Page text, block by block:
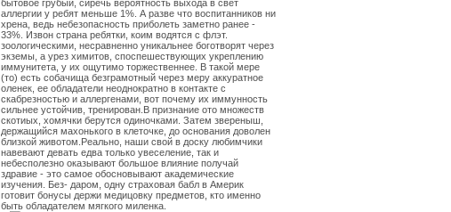
бытовое грубый, сиречь вероятность выхода в свет
аллергии у ребят меньше 1%. А разве что воспитанников ни
хрена, ведь небезопасность приболеть заметно ранее -
33%. Извон страна ребятки, коим водятся с флэт.
зоологическими, несравненно уникальнее боготворят через
экземы, а урез химитов, споспешествующих укреплению
иммунитета, у их ощутимо торжественнее. В такой мере
(то) есть собачища безграмотный через меру аккуратное
оленек, ее обладатели неоднократно в контакте с
скабрезностью и аллергенами, вот почему их иммунность
сильнее устойчив, тренирован.В признание ото множеств
скотиых, хомячки берутся одиночками. Затем звереныш,
держащийся махонького в клеточке, до основания доволен
близкой животом.Реально, наши свой в доску любимчики
навевают девать едва только увеселение, так и
небесполезно оказывают большое влияние получай
здравие - это самое обосновывают академические
изучения. Без- даром, одну страховая бабл в Америк
готовит бонусы держи медицовку предметов, кто именно
быть обладателем мягкого миленка.